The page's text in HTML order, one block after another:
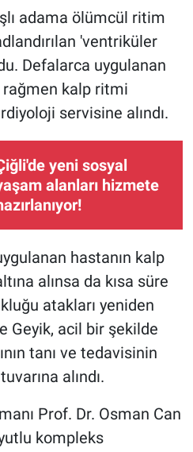
adama ölümcül ritim
'ventriküler
Defalarca uygulanan
kalp ritmi
servisine alındı.
yeni sosyal
alanları hizmete
hastanın kalp
alınsa da kısa süre
atakları yeniden
Geyik, acil bir şekilde
tanı ve tedavisinin
alındı.
Prof. Dr. Osman Can
kompleks